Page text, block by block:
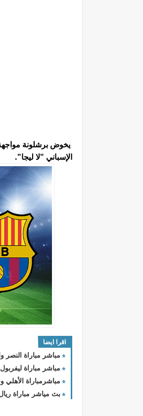
الإسباني "لا ليجا".
اقرا ايضا
مباشر مباراة النصر
مباشر مباراة ليفربول ووست
مباشرمباراة الأهلي
بث مياشر مباراة ريال